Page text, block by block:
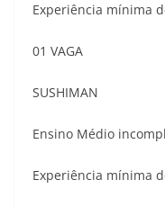
Experiência mínima
01 VAGA
SUSHIMAN
Ensino Médio
Experiência mínima